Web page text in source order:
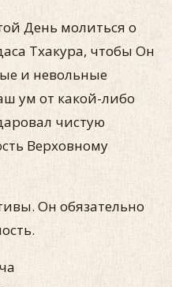
День молиться о
Тхакура, чтобы Он
и невольные
ум от какой-либо
чистую
Верховному
Он обязательно